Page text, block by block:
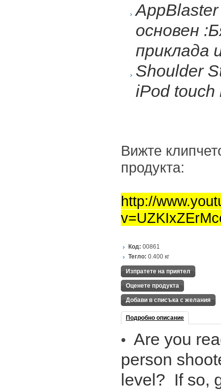
основен
приклада
Shoulder
iPod touch
Вижте
продукта:
http://
Код: 00861
Тегло: 0.400 кг
Изпратете на приятел
Оценете продукта
Добави в списъка с желания
Подробно описание
• Are you
person
level? If so,